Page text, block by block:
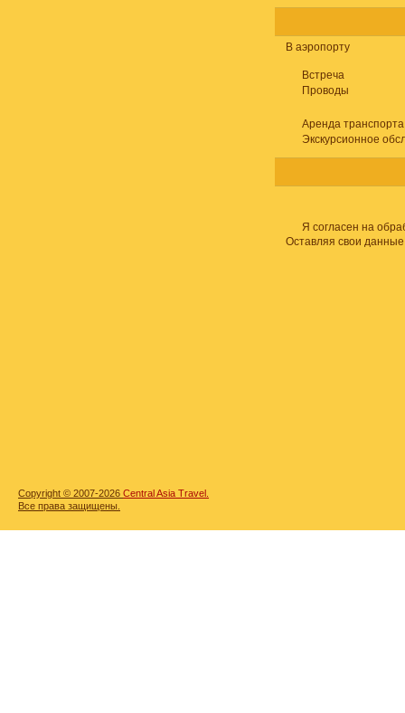
В аэропорту
Встреча
Проводы
Аренда транспорта
Экскурсионное
Я согласен на
Оставляя свои
Copyright © 2007-2026 Central Asia Travel.
Все права защищены.